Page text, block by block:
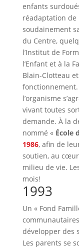
enfants
réadaptation de
soudainement
du Centre,
l’Institut de
l’Enfant et à la
Blain-Clotteau
l’organisme
vivant toutes
demande. À la
nommé « École
1986, afin de
soutien, au
milieu de vie.
mois!
1993
Un « Fond
développer des
Les parents se